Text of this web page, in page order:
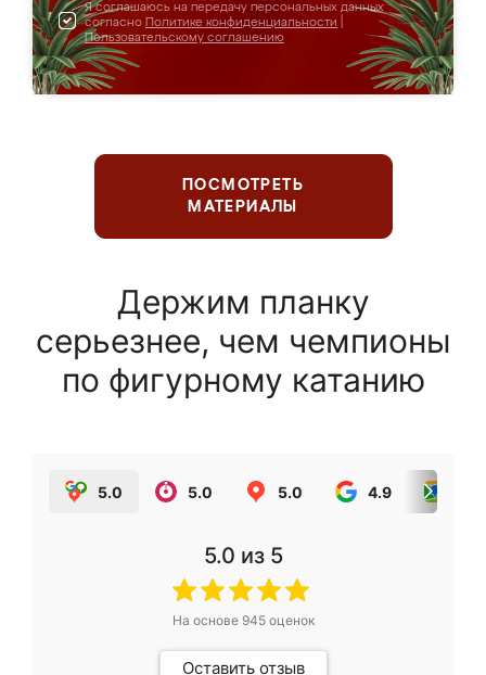
Я соглашаюсь на передачу персональных данных
согласно Политике конфиденциальности
Пользовательскому соглашению
ПОСМОТРЕТЬ
МАТЕРИАЛЫ
Держим планку
серьезнее, чем чемпионы
по фигурному катанию
5.0 5.0 5.0 4.9
5.0 из 5
На основе 945оценок
Оставить отзыв